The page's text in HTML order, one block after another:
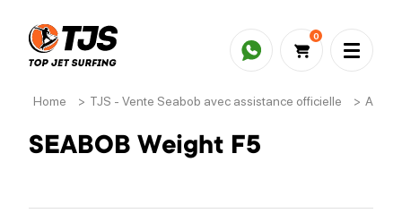
0
Home > TJS - Vente Seabob avec assistance officielle >
SEABOB Weight F5